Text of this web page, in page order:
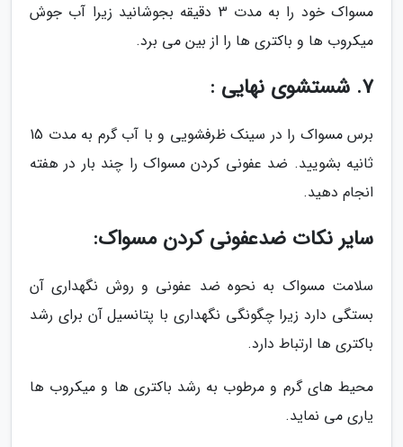
مسواک خود را به مدت 3 دقیقه بجوشانید زیرا آب جوش
میکروب ها و باکتری ها را از بین می برد.
7. شستشوی نهایی :
برس مسواک را در سینک ظرفشویی و با آب گرم به مدت 15
ثانیه بشویید. ضد عفونی کردن مسواک را چند بار در هفته
انجام دهید.
سایر نکات ضدعفونی کردن مسواک:
سلامت مسواک به نحوه ضد عفونی و روش نگهداری آن
بستگی دارد زیرا چگونگی نگهداری با پتانسیل آن برای رشد
باکتری ها ارتباط دارد.
محیط های گرم و مرطوب به رشد باکتری ها و میکروب ها
یاری می نماید.